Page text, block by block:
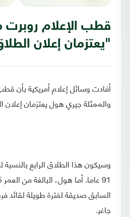
قطب الإعلام روبرت
"يعتزمان إعلان
أفادت وسائل إعلام أمريكية بأن
والممثلة جيري هول يعتزمان إعلان
وسيكون هذا الطلاق الرابع بالنسبة
السابق صديقة لفترة طويلة لقائد
جاغر.